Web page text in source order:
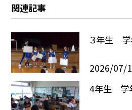
関連記事
３年生 学
2026/07/
4年生 学